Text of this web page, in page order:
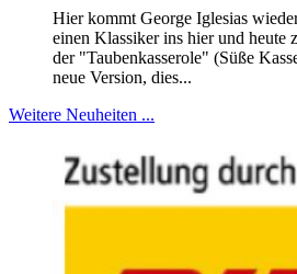
Hier kommt George Iglesias
einen Klassiker ins hier und heute
der "Taubenkasserole" (Süße
neue Version, dies...
Weitere Neuheiten ...